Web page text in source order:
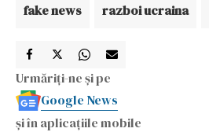
fake news razboi ucraina
Urmăriți-ne și pe
Google News
și în aplicațiile mobile